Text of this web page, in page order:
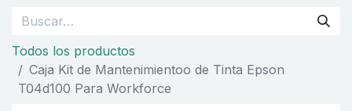
Todos los productos
Caja Kit de Mantenimientoo de Tinta Epson
T04d100 Para Workforce